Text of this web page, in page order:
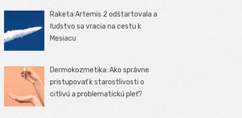
Raketa Artemis 2 odštartovala a
ľudstvo sa vracia na cestu k
Mesiacu
Dermokozmetika: Ako správne
pristupovať k starostlivosti o
citlivú a problematickú pleť?